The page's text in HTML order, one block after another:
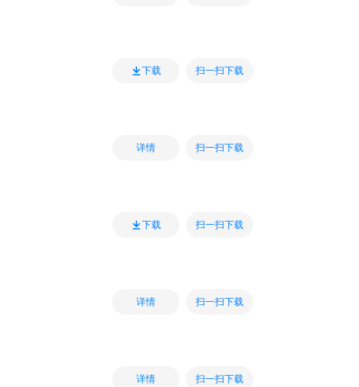
下载 扫一扫下载
详情 扫一扫下载
下载 扫一扫下载
详情 扫一扫下载
详情 扫一扫下载